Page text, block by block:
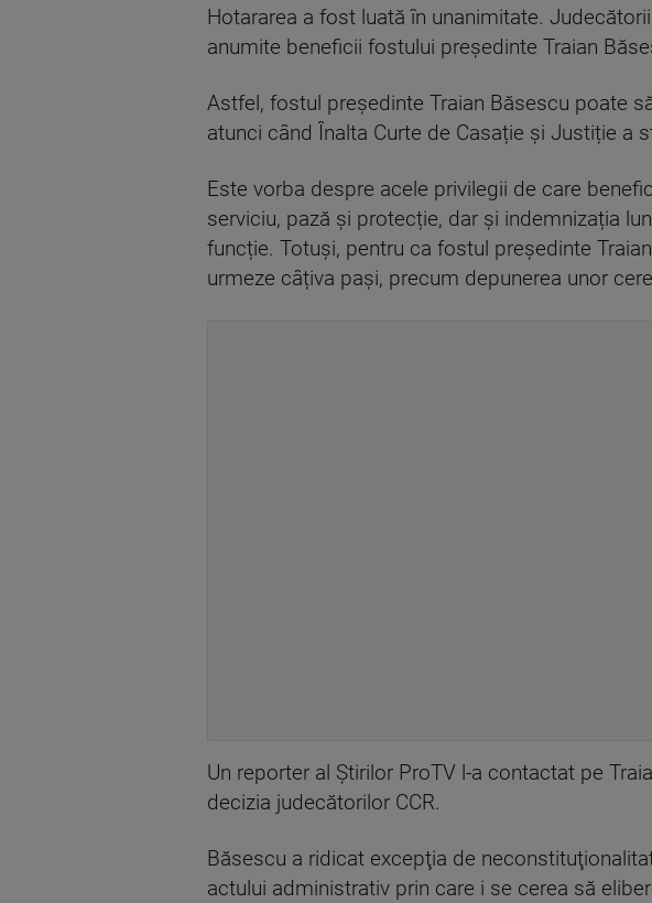
Hotararea a fost luată în unanimitate.
anumite beneficii fostului președinte Traian
Astfel, fostul președinte Traian Băsescu poate
atunci când Înalta Curte de Casație și Justiție a
Este vorba despre acele privilegii de care
serviciu, pază și protecție, dar și indemnizația
funcție. Totuși, pentru ca fostul președinte
urmeze câțiva pași, precum depunerea unor
Un reporter al Știrilor ProTV l-a contactat pe
decizia judecătorilor CCR.
Băsescu a ridicat excepţia de
actului administrativ prin care i se cerea să